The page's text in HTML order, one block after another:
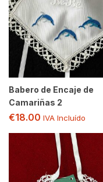
Babero de Encaje de
Camariñas 2
€18.00 IVA Incluído